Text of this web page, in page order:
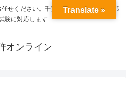
せください。千葉県の受験から全国の都
験に対応します
オンライン
Translate »